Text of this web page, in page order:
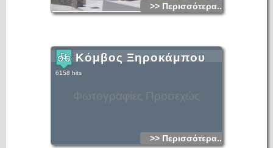
>> Περισσότερα...
Φωτογραφίες Προσεχώς
Κόμβος Ξηροκάμπου
6158 hits
>> Περισσότερα...